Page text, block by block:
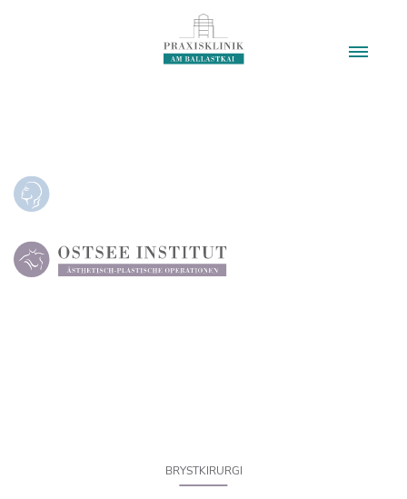
BRYSTKIRURGI